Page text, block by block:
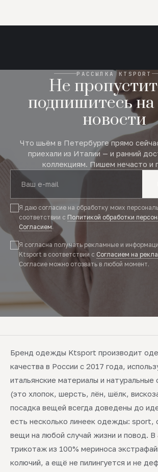
РАССЫЛКА KTSPORT
Не
подпишитесь
новости
Что шьём в Петербурге прямо
приехали из Италии — и ранний
коллекциям. Пишем нечасто и
Я даю согласие на обработку моих
соответствии с Политикой обработки
Согласием.
Я согласна получать рекламные и
Ktsport в соответствии с Согласием на
Согласие можно отозвать в любой момент.
Бренд одежды Ktsport производит
качества в России с 2017 года,
итальянские материалы и натуральные
(это хлопок, шерсть, лён, шёлк,
посадка вещей всегда доведены до
есть несколько линеек одежды: sport,
вещи на любой случай жизни и повод. В
трикотаж из 100% мериноса
колючий, а ещё не пилингуется и не